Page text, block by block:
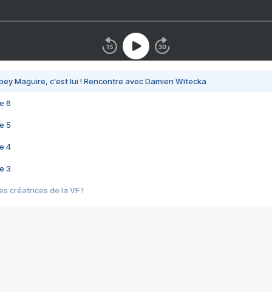
Maguire, c'est lui ! Rencontre avec Damien Witecka
6
5
4
3
créatrices de la VF !